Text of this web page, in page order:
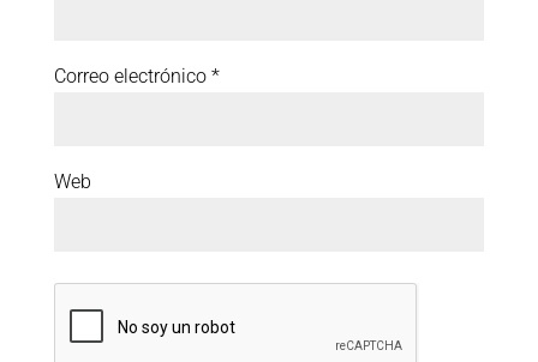
Correo electrónico *
Web